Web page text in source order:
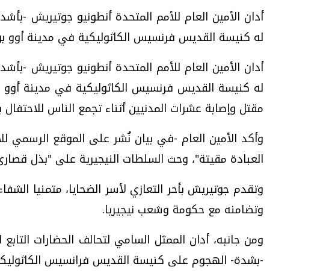
أدان الأمين العام للأمم المتحدة أنطونيو جوتيريش -
له كنيسة القديس فرنسيس الكاثوليكية في مدينة أوو
أدان الأمين العام للأمم المتحدة أنطونيو جوتيريش -
له كنيسة القديس فرنسيس الكاثوليكية في مدينة أوو
مقتل وإصابة عشرات المدنيين أثناء تجمع الناس للاحتفال
وأكد الأمين العام -في بيان نُشر على الموقع الرسمي
العبادة مقيتة"، وحث السلطات النيجيرية على "بذل
وتقدم جوتيريش بأحر التعازي لأسر الضحايا، متمنيا
وتضامنه مع حكومة وشعب نيجيريا.
ومن جانبه، أدان الممثل السامي لتحالف الحضارات
-بشدة- الهجوم على كنيسة القديس فرانسيس
تحقيقات
دليلك للتنسيق الجامعي ..
وإجابات
السبت، 01 اغسطس 2026 10:25 ص
تحقيقات وحوارات
فيديو.. الإعلام الرقمي.. تقنيات واعدة
وتحديات هائلة